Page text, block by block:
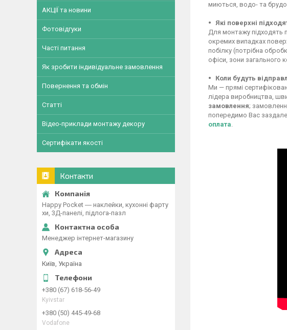
миються, водо- та
Які поверхні
Для монтажу підходять
окремих випадках
побілку (потрібна
офіси, зони загального
Коли будуть
Ми — прямі
лідера виробництва,
замовлення;
попередимо Вас
оплата.
АКЦІЇ та новини
Фотовідгуки
Часті питання
Як зробити індивідуальне замовлення
Повернення та обмін
Статті
Відео-приклади монтажу декору
Сертифікати якості
Контакти
Happy Pocket ― наклейки, кухонні фарту
хи, 3Д-панелі, підлога-пазл
Менеджер інтернет-магазину
Київ, Україна
+380 (67) 618-56-49
Kyivstar
+380 (50) 445-49-68
Vodafone